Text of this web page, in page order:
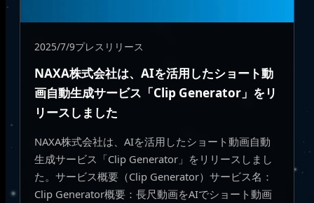
2025/7/9プレスリリース
NAXA株式会社は、AIを活用したショート動
画自動生成サービス「Clip Generator」をリ
リースしました
NAXA株式会社は、AIを活用したショート動画自動
生成サービス「Clip Generator」をリリースしまし
た。サービス概要（Clip Generator）サービス名：
Clip Generator概要：長尺動画をAIでショート動画